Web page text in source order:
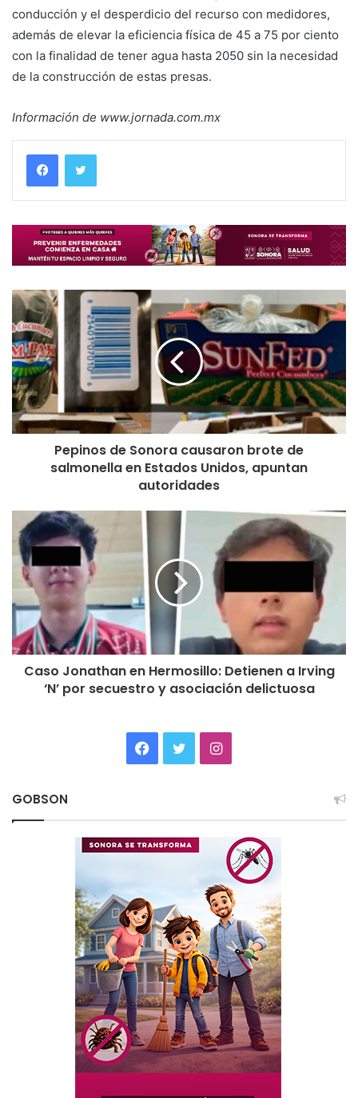
conducción y el desperdicio del recurso con medidores,
además de elevar la eficiencia física de 45 a 75 por ciento
con la finalidad de tener agua hasta 2050 sin la necesidad
de la construcción de estas presas.
Información de www.jornada.com.mx
Pepinos de Sonora causaron brote de
salmonella en Estados Unidos, apuntan
autoridades
Caso Jonathan en Hermosillo: Detienen a Irving
‘N’ por secuestro y asociación delictuosa
Facebook
TwitterInstagram
GOBSON